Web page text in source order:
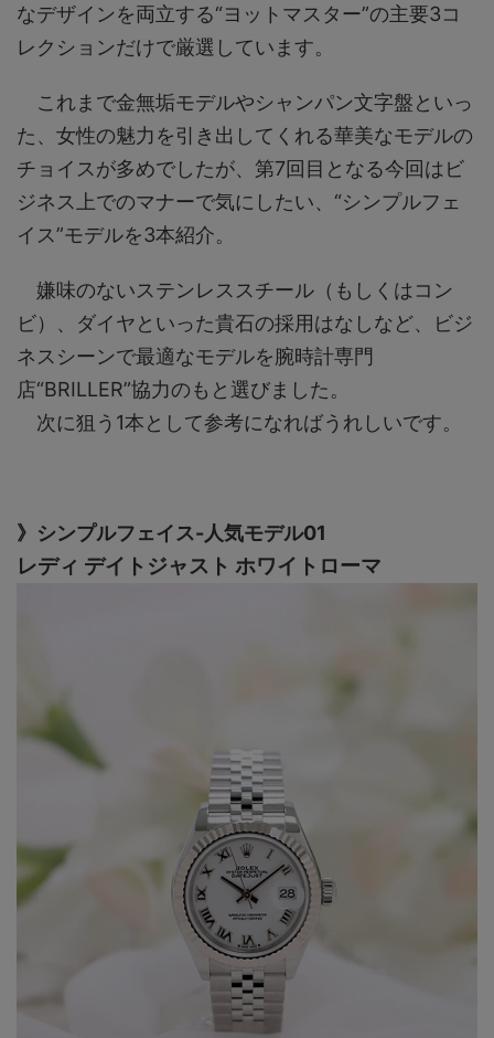
なデザインを両立する“ヨットマスター”の主要3コ
レクションだけで厳選しています。
これまで金無垢モデルやシャンパン文字盤といっ
た、女性の魅力を引き出してくれる華美なモデルの
チョイスが多めでしたが、第7回目となる今回はビ
ジネス上でのマナーで気にしたい、“シンプルフェ
イス”モデルを3本紹介。
嫌味のないステンレススチール（もしくはコン
ビ）、ダイヤといった貴石の採用はなしなど、ビジ
ネスシーンで最適なモデルを腕時計専門
店“BRILLER”協力のもと選びました。
次に狙う1本として参考になればうれしいです。
》シンプルフェイス-人気モデル01
レディ デイトジャスト ホワイトローマ